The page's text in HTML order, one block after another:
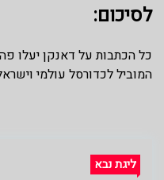
לסיכום:
כל הכתבות על דאנקן יעלו
המוביל לכדורסל עולמי
ליגת נבא